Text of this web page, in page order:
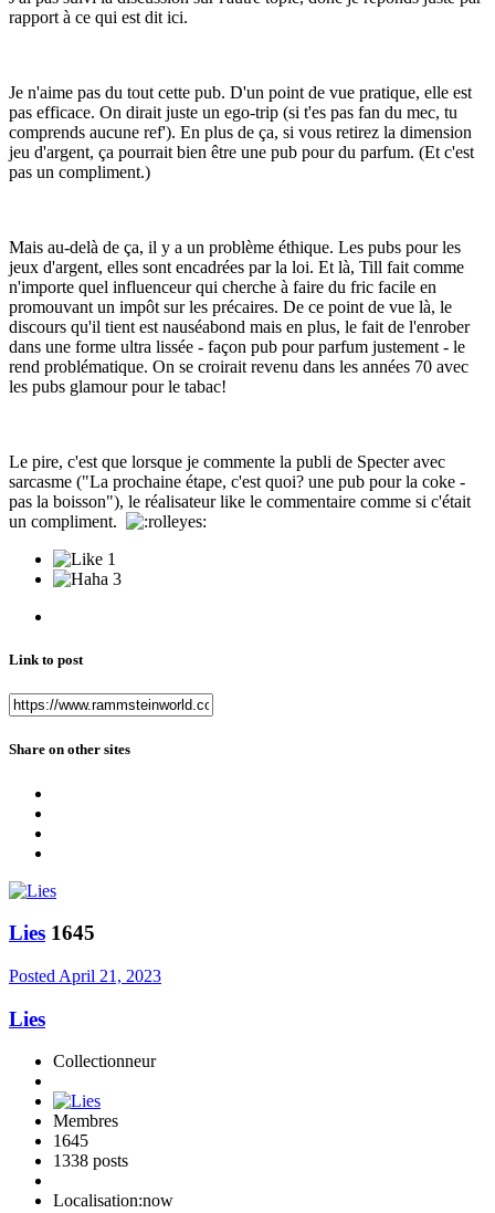
rapport à ce qui est dit ici.
Je n'aime pas du tout cette pub. D'un point de vue pratique, elle est
pas efficace. On dirait juste un ego-trip (si t'es pas fan du mec, tu
comprends aucune ref'). En plus de ça, si vous retirez la dimension
jeu d'argent, ça pourrait bien être une pub pour du parfum. (Et c'est
pas un compliment.)
Mais au-delà de ça, il y a un problème éthique. Les pubs pour les
jeux d'argent, elles sont encadrées par la loi. Et là, Till fait comme
n'importe quel influenceur qui cherche à faire du fric facile en
promouvant un impôt sur les précaires. De ce point de vue là, le
discours qu'il tient est nauséabond mais en plus, le fait de l'enrober
dans une forme ultra lissée - façon pub pour parfum justement - le
rend problématique. On se croirait revenu dans les années 70 avec
les pubs glamour pour le tabac!
Le pire, c'est que lorsque je commente la publi de Specter avec
sarcasme ("La prochaine étape, c'est quoi? une pub pour la coke -
pas la boisson"), le réalisateur like le commentaire comme si c'était
un compliment.
1
3
Link to post
Share on other sites
Lies 1645
Posted April 21, 2023
Lies
Collectionneur
Membres
1645
1338 posts
Localisation:now